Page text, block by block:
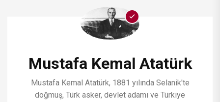
Mustafa Kemal Atatürk
Mustafa Kemal Atatürk, 1881 yılında Selanik'te
doğmuş, Türk asker, devlet adamı ve Türkiye